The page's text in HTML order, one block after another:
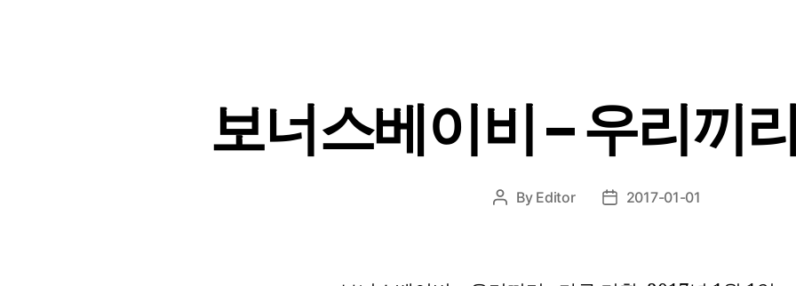
보너스베이비 – 우리끼
Post
By Editor
Post2017-01-01